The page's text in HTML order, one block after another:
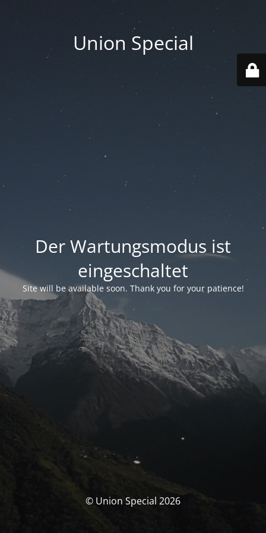
Union Special
Der Wartungsmodus ist
eingeschaltet
Site will be available soon. Thank you for your patience!
© Union Special 2026